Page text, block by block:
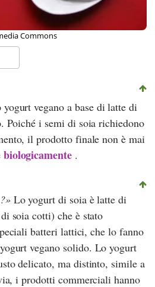
Commons
yogurt vegano a base di latte di
Poiché i semi di soia richiedono
il prodotto finale non è mai
biologicamente.
Lo yogurt di soia è latte di
soia cotti) che è stato
batteri lattici, che lo fanno
vegano solido. Lo yogurt
delicato, ma distinto, simile a
i prodotti commerciali hanno